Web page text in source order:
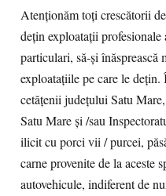
Atenționăm toți crescătorii
dețin exploatații
particulari, să-și înăsprească
exploatațiile pe care le
cetățenii județului Satu
Satu Mare și /sau
ilicit cu porci vii / purcei,
carne provenite de la aceste
autovehicule, indiferent de